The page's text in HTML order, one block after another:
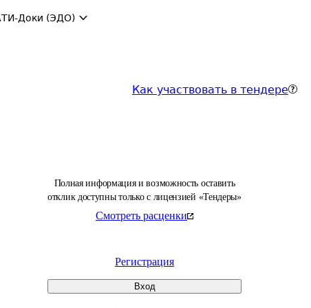
Доки (ЭДО)
Как участвовать в тендере
Полная информация и возможность оставить
отклик доступны только с лицензией «Тендеры»
Смотреть расценки
Регистрация
Вход